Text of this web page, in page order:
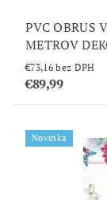
PVC OBRUS
METROV
€73,16 bez DPH
€89,99
Novinka